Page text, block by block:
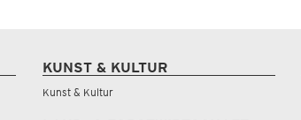
KUNST & KULTUR
Kunst & Kultur